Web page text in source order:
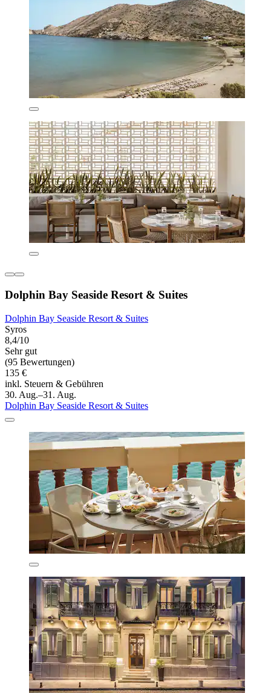
Dolphin Bay Seaside Resort & Suites
Dolphin Bay Seaside Resort & Suites
Syros
8,4/10
Sehr gut
(95 Bewertungen)
135 €
inkl. Steuern & Gebühren
30. Aug.–31. Aug.
Dolphin Bay Seaside Resort & Suites